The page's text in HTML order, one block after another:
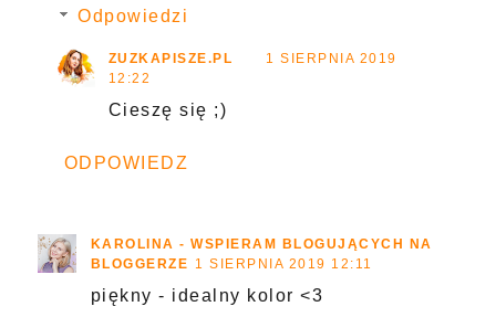
Odpowiedzi
ZUZKAPISZE.PL
1 SIERPNIA 2019
12:22
Cieszę się ;)
ODPOWIEDZ
KAROLINA - WSPIERAM BLOGUJĄCYCH NA
BLOGGERZE 1 SIERPNIA 2019 12:11
piękny - idealny kolor <3